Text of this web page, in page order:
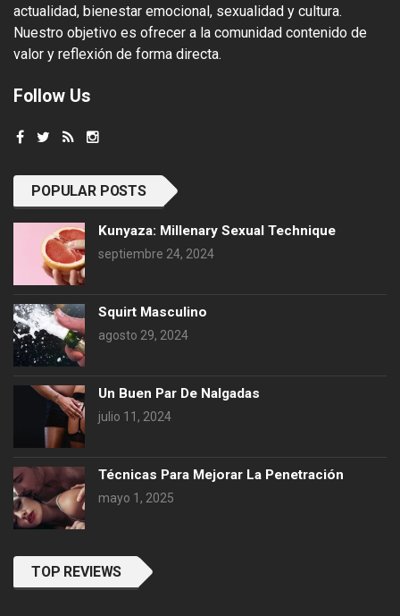
actualidad, bienestar emocional, sexualidad y cultura.
Nuestro objetivo es ofrecer a la comunidad contenido de
valor y reflexión de forma directa.
Follow Us
POPULAR POSTS
Kunyaza: Millenary Sexual Technique
septiembre 24, 2024
Squirt Masculino
agosto 29, 2024
Un Buen Par De Nalgadas
julio 11, 2024
Técnicas Para Mejorar La Penetración
mayo 1, 2025
TOP REVIEWS